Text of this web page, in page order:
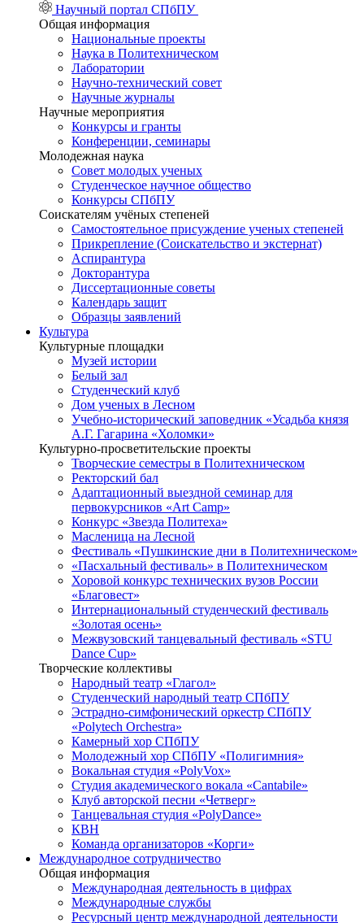
Научный портал СПбПУ
Общая информация
Национальные проекты
Наука в Политехническом
Лаборатории
Научно-технический совет
Научные журналы
Научные мероприятия
Конкурсы и гранты
Конференции, семинары
Молодежная наука
Совет молодых ученых
Студенческое научное общество
Конкурсы СПбПУ
Соискателям учёных степеней
Самостоятельное присуждение ученых степеней
Прикрепление (Соискательство и экстернат)
Аспирантура
Докторантура
Диссертационные советы
Календарь защит
Образцы заявлений
Культура
Культурные площадки
Музей истории
Белый зал
Студенческий клуб
Дом ученых в Лесном
Учебно-исторический заповедник «Усадьба князя
А.Г. Гагарина «Холомки»
Культурно-просветительские проекты
Творческие семестры в Политехническом
Ректорский бал
Адаптационный выездной семинар для
первокурсников «Art Camp»
Конкурс «Звезда Политеха»
Масленица на Лесной
Фестиваль «Пушкинские дни в Политехническом»
«Пасхальный фестиваль» в Политехническом
Хоровой конкурс технических вузов России
«Благовест»
Интернациональный студенческий фестиваль
«Золотая осень»
Межвузовский танцевальный фестиваль «STU
Dance Cup»
Творческие коллективы
Народный театр «Глагол»
Студенческий народный театр СПбПУ
Эстрадно-симфонический оркестр СПбПУ
«Polytech Orchestra»
Камерный хор СПбПУ
Молодежный хор СПбПУ «Полигимния»
Вокальная студия «PolyVox»
Студия академического вокала «Cantabile»
Клуб авторской песни «Четверг»
Танцевальная студия «PolyDance»
КВН
Команда организаторов «Корги»
Международное сотрудничество
Общая информация
Международная деятельность в цифрах
Международные службы
Ресурсный центр международной деятельности